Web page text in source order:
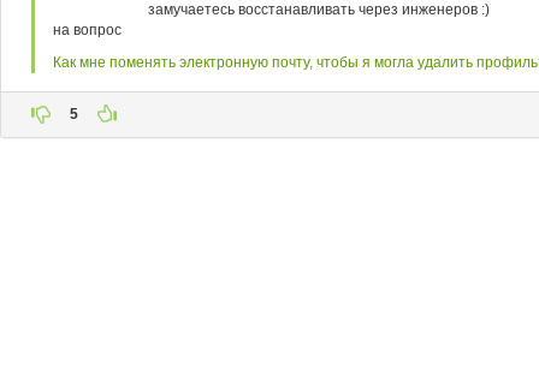
замучаетесь восстанавливать через инженеров :)
на вопрос
Как мне поменять электронную почту, чтобы я могла удалить
5